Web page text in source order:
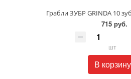
Грабли ЗУБР GRINDA 10
715 руб.
шт
В корзину